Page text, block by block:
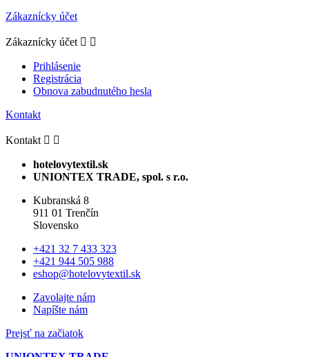
Zákaznícky účet
Zákaznícky účet  
Prihlásenie
Registrácia
Obnova zabudnutého hesla
Kontakt
Kontakt  
hotelovytextil.sk
UNIONTEX TRADE, spol. s r.o.
Kubranská 8
911 01 Trenčín
Slovensko
+421 32 7 433 323
+421 944 505 988
eshop@hotelovytextil.sk
Zavolajte nám
Napíšte nám
Prejsť na začiatok